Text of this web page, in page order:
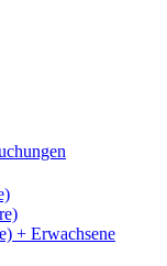
+ Erwachsene